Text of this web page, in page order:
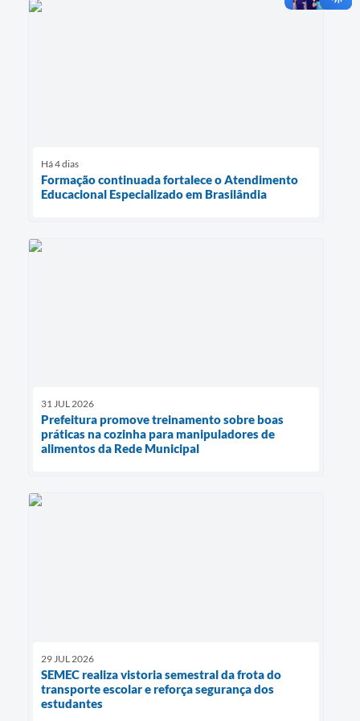
Há 4 dias
Formação continuada fortalece o Atendimento
Educacional Especializado em Brasilândia
31 JUL 2026
Prefeitura promove treinamento sobre boas
práticas na cozinha para manipuladores de
alimentos da Rede Municipal
29 JUL 2026
SEMEC realiza vistoria semestral da frota do
transporte escolar e reforça segurança dos
estudantes